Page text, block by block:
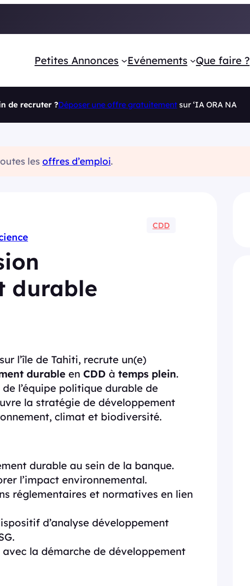
Petites Annonces Evénements Que faire ?
de recruter ?Déposer une offre gratuitement sur ‘IA ORA NA
les offres d’emploi.
CDD
durable
l’île de Tahiti, recrute un(e)
durable en CDD à temps plein.
l’équipe politique durable de
la stratégie de développement
climat et biodiversité.
durable au sein de la banque.
l’impact environnemental.
réglementaires et normatives en lien
d’analyse développement
la démarche de développement